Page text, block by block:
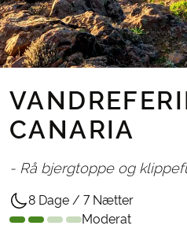
CANARIA
- Rå bjergtoppe og
8 Dage / 7 Nætter
Moderat